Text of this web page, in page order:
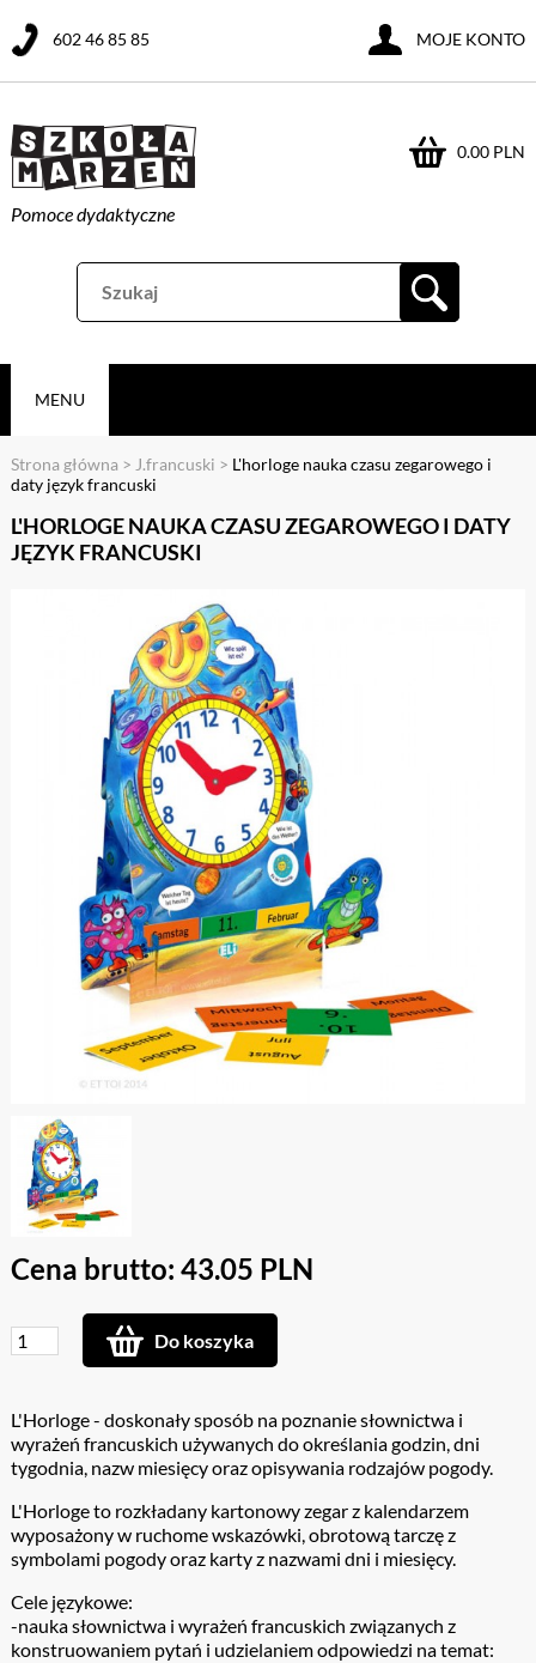
Pomoce dydaktyczne
0.00 PLN
602 46 85 85 MOJE KONTO
MENU
Strona główna > J.francuski > L'horloge nauka czasu zegarowego i
daty język francuski
L'HORLOGE NAUKA CZASU ZEGAROWEGO I DATY
JĘZYK FRANCUSKI
Cena brutto: 43.05 PLN
Do koszyka
L'Horloge - doskonały sposób na poznanie słownictwa i
wyrażeń francuskich używanych do określania godzin, dni
tygodnia, nazw miesięcy oraz opisywania rodzajów pogody.
L'Horloge to rozkładany kartonowy zegar z kalendarzem
wyposażony w ruchome wskazówki, obrotową tarczę z
symbolami pogody oraz karty z nazwami dni i miesięcy.
Cele językowe:
-nauka słownictwa i wyrażeń francuskich związanych z
konstruowaniem pytań i udzielaniem odpowiedzi na temat: